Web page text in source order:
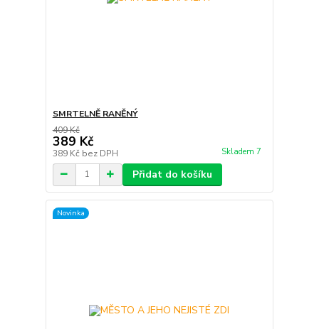
SMRTELNĚ RANĚNÝ
409 Kč
389 Kč
389 Kč bez DPH Skladem 7
Přidat do košíku
Novinka